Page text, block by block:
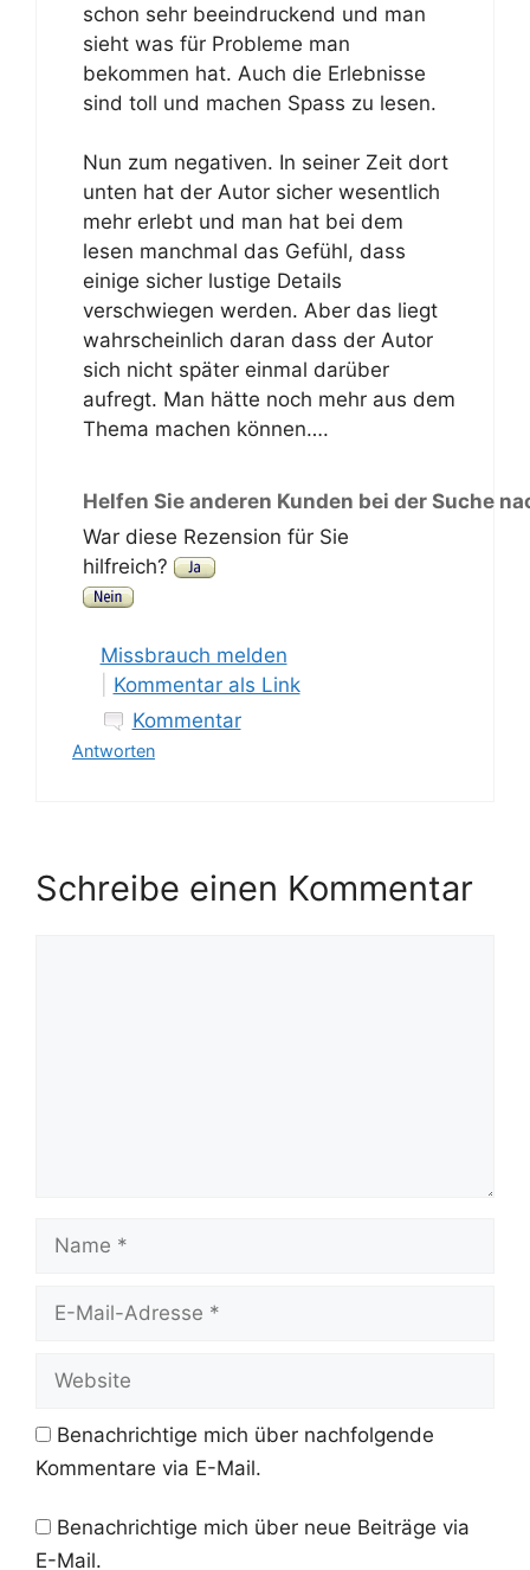
schon sehr beeindruckend und man
sieht was für Probleme man
bekommen hat. Auch die Erlebnisse
sind toll und machen Spass zu lesen.
Nun zum negativen. In seiner Zeit dort
unten hat der Autor sicher wesentlich
mehr erlebt und man hat bei dem
lesen manchmal das Gefühl, dass
einige sicher lustige Details
verschwiegen werden. Aber das liegt
wahrscheinlich daran dass der Autor
sich nicht später einmal darüber
aufregt. Man hätte noch mehr aus dem
Thema machen können….
Helfen Sie anderen Kunden bei der Suche
War diese Rezension für Sie
hilfreich?
Missbrauch melden
Kommentar als Link
Kommentar
Antworten
Schreibe einen Kommentar
Mail-
Benachrichtige mich über nachfolgende
Kommentare via E-Mail.
Benachrichtige mich über neue Beiträge via
E-Mail.